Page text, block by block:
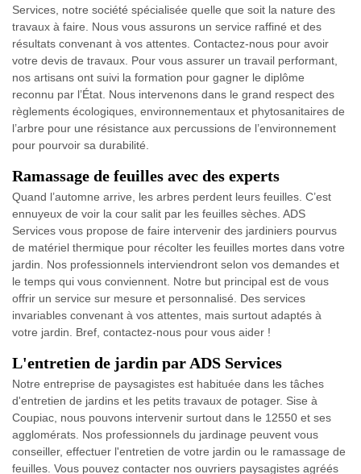
Services, notre société spécialisée quelle que soit la nature des
travaux à faire. Nous vous assurons un service raffiné et des
résultats convenant à vos attentes. Contactez-nous pour avoir
votre devis de travaux. Pour vous assurer un travail performant,
nos artisans ont suivi la formation pour gagner le diplôme
reconnu par l’État. Nous intervenons dans le grand respect des
règlements écologiques, environnementaux et phytosanitaires de
l’arbre pour une résistance aux percussions de l’environnement
pour pourvoir sa durabilité.
Ramassage de feuilles avec des experts
Quand l’automne arrive, les arbres perdent leurs feuilles. C’est
ennuyeux de voir la cour salit par les feuilles sèches. ADS
Services vous propose de faire intervenir des jardiniers pourvus
de matériel thermique pour récolter les feuilles mortes dans votre
jardin. Nos professionnels interviendront selon vos demandes et
le temps qui vous conviennent. Notre but principal est de vous
offrir un service sur mesure et personnalisé. Des services
invariables convenant à vos attentes, mais surtout adaptés à
votre jardin. Bref, contactez-nous pour vous aider !
L'entretien de jardin par ADS Services
Notre entreprise de paysagistes est habituée dans les tâches
d'entretien de jardins et les petits travaux de potager. Sise à
Coupiac, nous pouvons intervenir surtout dans le 12550 et ses
agglomérats. Nos professionnels du jardinage peuvent vous
conseiller, effectuer l'entretien de votre jardin ou le ramassage de
feuilles. Vous pouvez contacter nos ouvriers paysagistes agréés